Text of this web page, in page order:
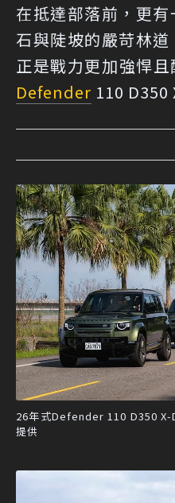
在抵達部落前，更
石與陡坡的嚴苛林道
正是戰力更加強悍
Defender 110 D350
26年式Defender 110 D350 X-
提供